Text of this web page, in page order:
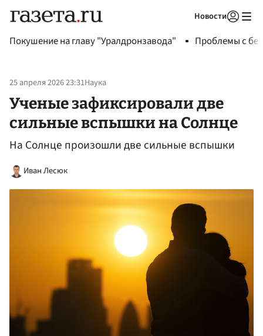
Новости
Покушение на главу "Уралдронзавода" Проблемы с
25 апреля 2026 23:31Наука
Ученые зафиксировали две
сильные вспышки на Солнце
На Солнце произошли две сильные вспышки
Иван Лесюк